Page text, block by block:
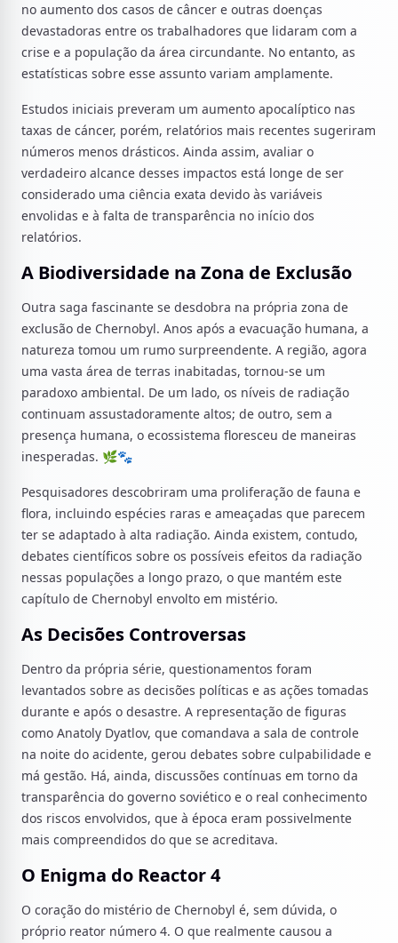
no aumento dos casos de câncer e outras doenças
devastadoras entre os trabalhadores que lidaram com a
crise e a população da área circundante. No entanto, as
estatísticas sobre esse assunto variam amplamente.
Estudos iniciais preveram um aumento apocalíptico nas
taxas de cáncer, porém, relatórios mais recentes sugeriram
números menos drásticos. Ainda assim, avaliar o
verdadeiro alcance desses impactos está longe de ser
considerado uma ciência exata devido às variáveis
envolidas e à falta de transparência no início dos
relatórios.
A Biodiversidade na Zona de Exclusão
Outra saga fascinante se desdobra na própria zona de
exclusão de Chernobyl. Anos após a evacuação humana, a
natureza tomou um rumo surpreendente. A região, agora
uma vasta área de terras inabitadas, tornou-se um
paradoxo ambiental. De um lado, os níveis de radiação
continuam assustadoramente altos; de outro, sem a
presença humana, o ecossistema floresceu de maneiras
inesperadas. 🌿🐾
Pesquisadores descobriram uma proliferação de fauna e
flora, incluindo espécies raras e ameaçadas que parecem
ter se adaptado à alta radiação. Ainda existem, contudo,
debates científicos sobre os possíveis efeitos da radiação
nessas populações a longo prazo, o que mantém este
capítulo de Chernobyl envolto em mistério.
As Decisões Controversas
Dentro da própria série, questionamentos foram
levantados sobre as decisões políticas e as ações tomadas
durante e após o desastre. A representação de figuras
como Anatoly Dyatlov, que comandava a sala de controle
na noite do acidente, gerou debates sobre culpabilidade e
má gestão. Há, ainda, discussões contínuas em torno da
transparência do governo soviético e o real conhecimento
dos riscos envolvidos, que à época eram possivelmente
mais compreendidos do que se acreditava.
O Enigma do Reactor 4
O coração do mistério de Chernobyl é, sem dúvida, o
próprio reator número 4. O que realmente causou a